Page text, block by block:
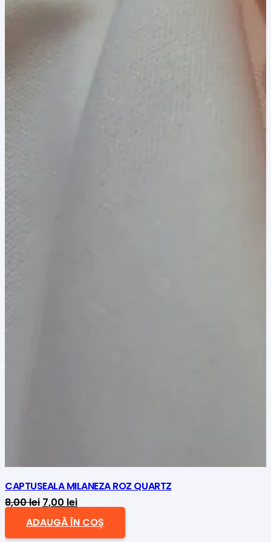
CAPTUSEALA MILANEZA ROZ QUARTZ
8,00lei Prețul
inițial
a
7,00 leiPrețul
curent
este:
ADAUGĂ ÎN COȘ